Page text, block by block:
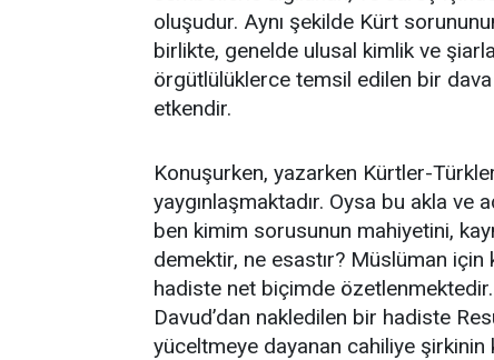
oluşudur. Aynı şekilde Kürt
birlikte, genelde ulusal kimlik ve
örgütlülüklerce temsil edilen bir
etkendir.
Konuşurken, yazarken Kürtler-
yaygınlaşmaktadır. Oysa bu akla ve
ben kimim sorusunun mahiyetini,
demektir, ne esastır? Müslüman için
hadiste net biçimde
Davud’dan nakledilen bir hadiste
yüceltmeye dayanan cahiliye şirkinin